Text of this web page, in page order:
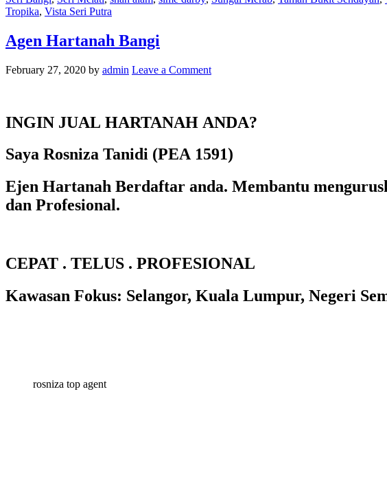
Tropika, Vista Seri Putra
Agen Hartanah Bangi
February 27, 2020 by admin Leave a Comment
INGIN JUAL HARTANAH ANDA?
Saya Rosniza Tanidi (PEA 1591)
Ejen Hartanah Berdaftar anda. Membantu
dan Profesional.
CEPAT . TELUS . PROFESIONAL
Kawasan Fokus: Selangor, Kuala Lumpur, Negeri
rosniza top agent